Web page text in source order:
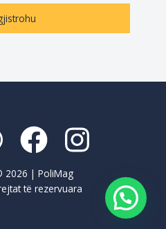
2026 | PoliMag
të rezervuara